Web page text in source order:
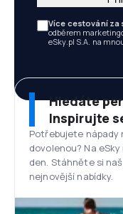
Více cestování za
odběrem
eSky.pl S.A. na
Hledáte
Inspirujte
Potřebujete nápady
dovolenou? Na
den. Stáhněte si
nejnovější nabídky.